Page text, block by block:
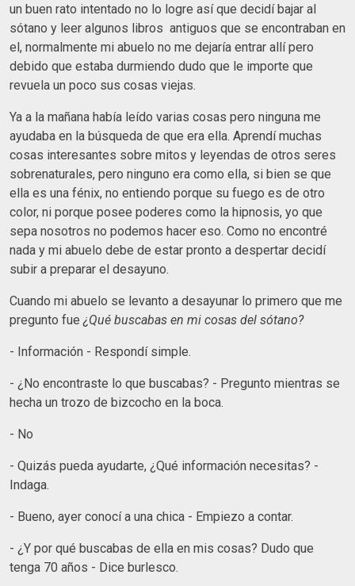
un buen rato intentado no lo logre así que decidí bajar al
sótano y leer algunos libros antiguos que se encontraban en
el, normalmente mi abuelo no me dejaría entrar allí pero
debido que estaba durmiendo dudo que le importe que
revuela un poco sus cosas viejas.
Ya a la mañana había leído varias cosas pero ninguna me
ayudaba en la búsqueda de que era ella. Aprendí muchas
cosas interesantes sobre mitos y leyendas de otros seres
sobrenaturales, pero ninguno era como ella, si bien se que
ella es una fénix, no entiendo porque su fuego es de otro
color, ni porque posee poderes como la hipnosis, yo que
sepa nosotros no podemos hacer eso. Como no encontré
nada y mi abuelo debe de estar pronto a despertar decidí
subir a preparar el desayuno.
Cuando mi abuelo se levanto a desayunar lo primero que me
pregunto fue ¿Qué buscabas en mi cosas del sótano?
- Información - Respondí simple.
- ¿No encontraste lo que buscabas? - Pregunto mientras se
hecha un trozo de bizcocho en la boca.
- No
- Quizás pueda ayudarte, ¿Qué información necesitas? -
Indaga.
- Bueno, ayer conocí a una chica - Empiezo a contar.
- ¿Y por qué buscabas de ella en mis cosas? Dudo que
tenga 70 años - Dice burlesco.